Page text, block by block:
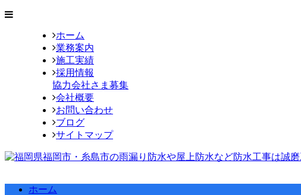
ホーム
業務案内
施工実績
採用情報
協力会社さま募集
会社概要
お問い合わせ
ブログ
サイトマップ
ホーム